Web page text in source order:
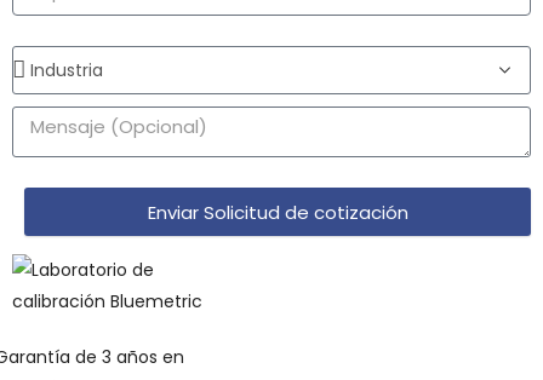
Enviar Solicitud de cotización